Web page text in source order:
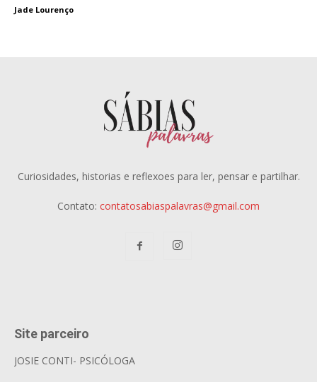
Jade Lourenço
Curiosidades, historias e reflexoes para ler, pensar e partilhar.
Contato: contatosabiaspalavras@gmail.com
Site parceiro
JOSIE CONTI- PSICÓLOGA